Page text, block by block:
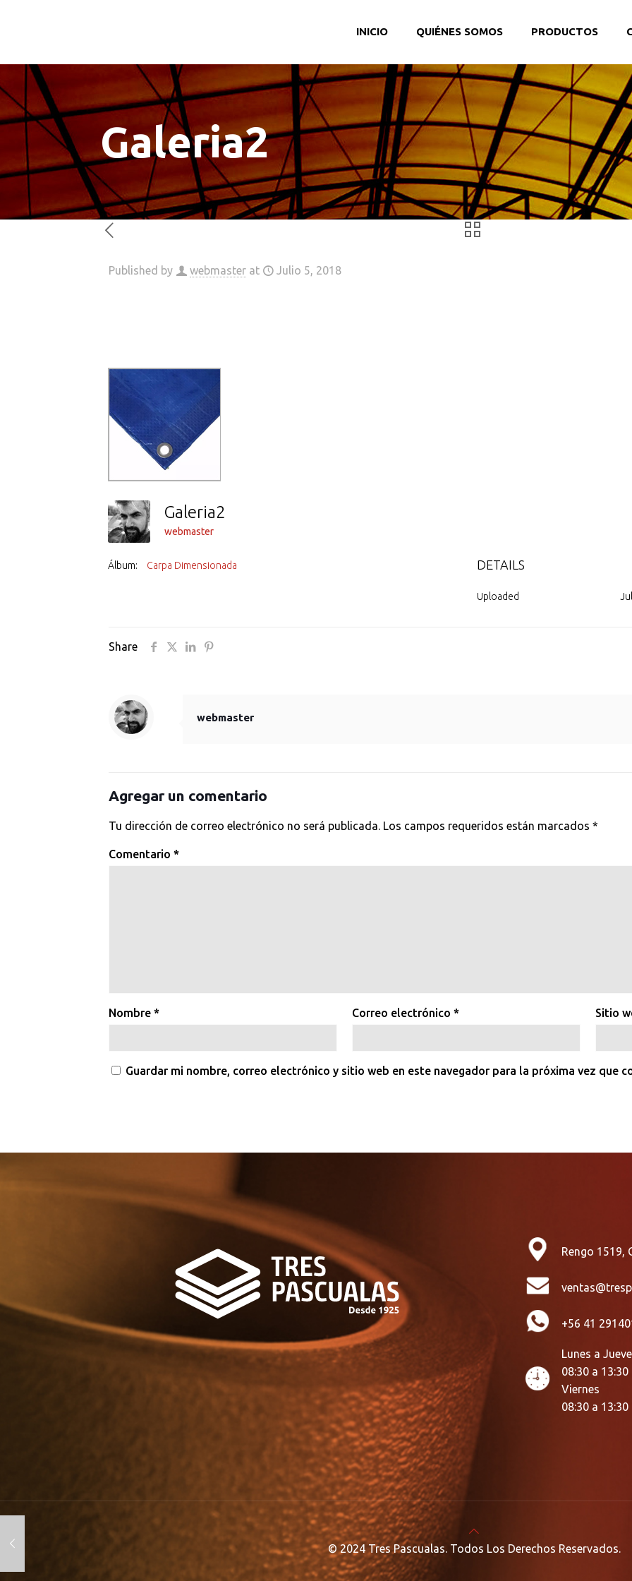
INICIO QUIÉNES SOMOS PRODUCTOS
Galeria2
Published by webmaster at Julio 5, 2018
Galeria2
webmaster
Álbum: Carpa Dimensionada DETAILS
Uploaded
Share
webmaster
Agregar un comentario
Tu dirección de correo electrónico no será publicada. Los campos requeridos están marcados *
Comentario *
Nombre * Correo electrónico * Sitio
Guardar mi nombre, correo electrónico y sitio web en este navegador para la próxima vez que
Rengo 1519,
+56 41
Lunes a
08:30 a
Viernes
08:30 a
© 2024 Tres Pascualas. Todos Los Derechos Reservados.